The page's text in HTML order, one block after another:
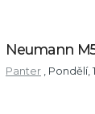
Neumann
Panter , Pondělí,